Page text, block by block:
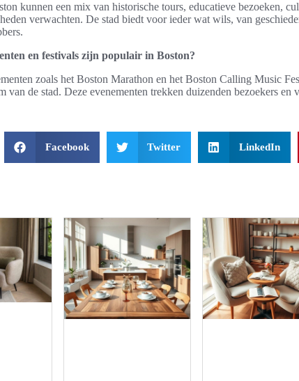
kunnen een mix van historische tours, educatieve bezoeken,
verwachten. De stad biedt voor ieder wat wils, van
en festivals zijn populair in Boston?
zoals het Boston Marathon en het Boston Calling Music
van de stad. Deze evenementen trekken duizenden bezoekers en
Facebook Twitter LinkedIn